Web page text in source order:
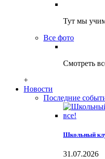
Тут мы
Все фото
Смотреть
+
Новости
Последние
Школьный
31.07.2026